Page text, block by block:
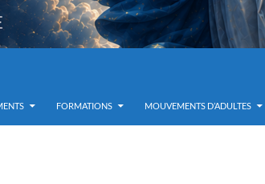
FORMATIONS MOUVEMENTS D’ADULTES